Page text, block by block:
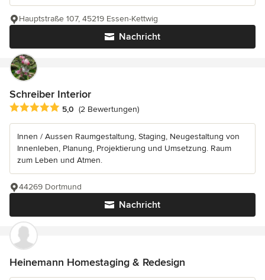
Nachricht
Hauptstraße 107, 45219 Essen-Kettwig
Schreiber Interior
Durchschnittliche Bewertung: 5 von 5 Sternen
5,0 (2 Bewertungen)
Innen / Aussen Raumgestaltung, Staging, Neugestaltung von
Innenleben, Planung, Projektierung und Umsetzung. Raum
zum Leben und Atmen.
Nachricht
44269 Dortmund
Heinemann Homestaging & Redesign